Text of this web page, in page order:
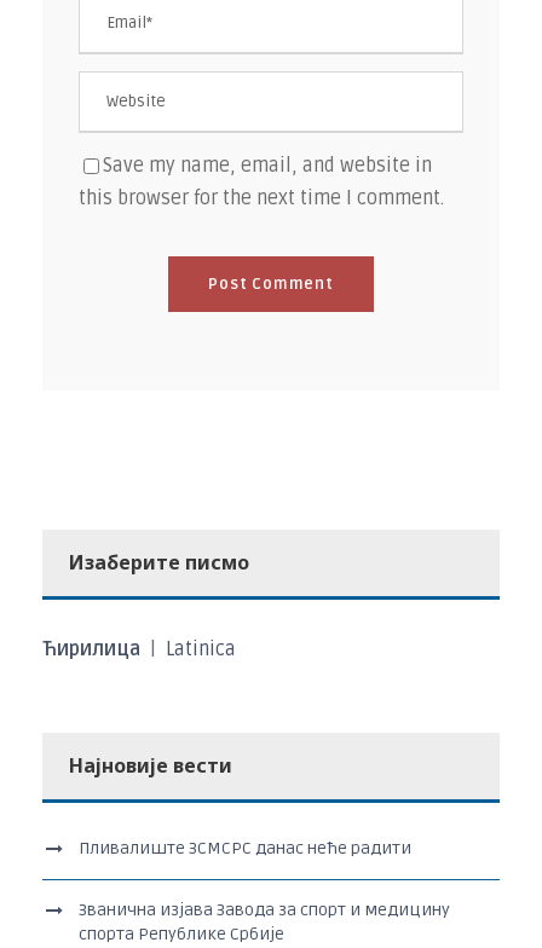
Save my name, email, and website in
this browser for the next time I comment.
Изаберите писмо
Ћирилица Latinica
Најновије вести
Пливалиште ЗСМСРС данас неће радити
Званична изјава Завода за спорт и медицину
спорта Републике Србије